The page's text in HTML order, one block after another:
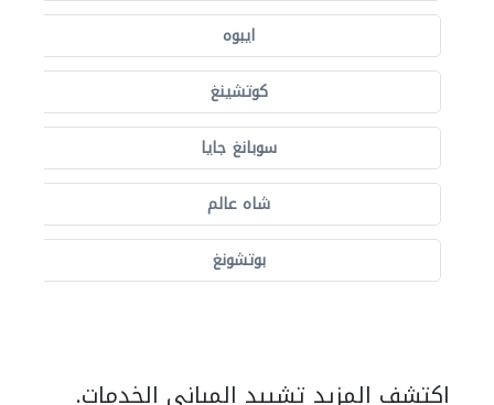
ايبوه
كوتشينغ
سوبانغ جايا
شاه عالم
بوتشونغ
اكتشف المزيد تشييد المباني الخدمات.